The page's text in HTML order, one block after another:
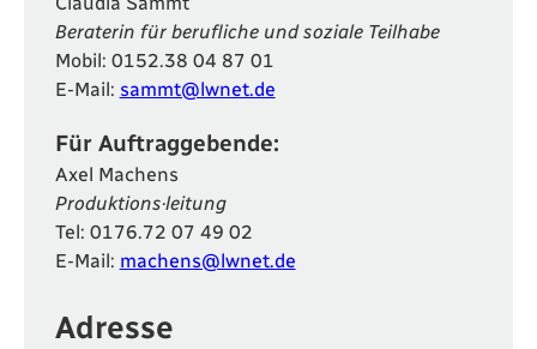
Beraterin für berufliche und soziale Teilhabe
Mobil: 0152.38 04 87 01
E-Mail: sammt@lwnet.de
Für Auftraggebende:
Axel Machens
Produktions·leitung
Tel: 0176.72 07 49 02
E-Mail: machens@lwnet.de
Adresse